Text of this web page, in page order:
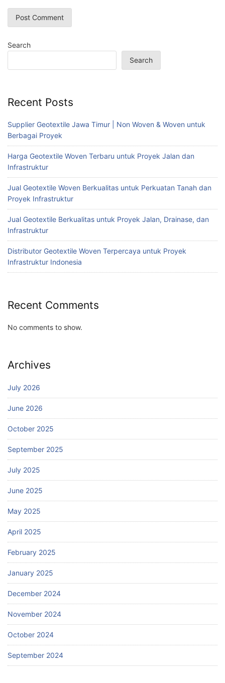
Search
Search
Recent Posts
Supplier Geotextile Jawa Timur | Non Woven & Woven untuk
Berbagai Proyek
Harga Geotextile Woven Terbaru untuk Proyek Jalan dan
Infrastruktur
Jual Geotextile Woven Berkualitas untuk Perkuatan Tanah dan
Proyek Infrastruktur
Jual Geotextile Berkualitas untuk Proyek Jalan, Drainase, dan
Infrastruktur
Distributor Geotextile Woven Terpercaya untuk Proyek
Infrastruktur Indonesia
Recent Comments
No comments to show.
Archives
July 2026
June 2026
October 2025
September 2025
July 2025
June 2025
May 2025
April 2025
February 2025
January 2025
December 2024
November 2024
October 2024
September 2024